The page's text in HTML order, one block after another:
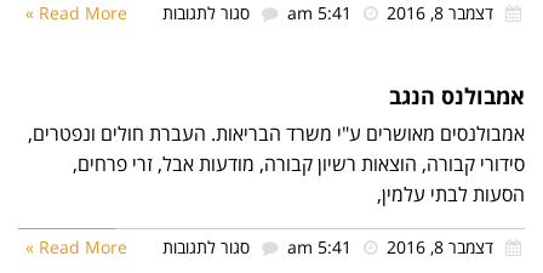
דצמבר 8, 2016 5:41 am סגור לתגובות
רפואה
בע"מ
Read More »
אמבולנס הנגב
אמבולנסים מאושרים ע"י משרד הבריאות. העברת חולים
ונפטרים, סידורי קבורה, הוצאות רשיון קבורה, מודעות אבל, זרי
פרחים, הסעות לבתי עלמין,
דצמבר 8, 2016 5:41 am סגור לתגובות Read More »